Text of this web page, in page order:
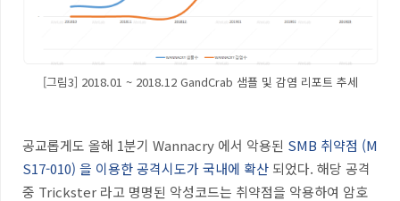
[그림3] 2018.01 ~ 2018.12 GandCrab 샘플 및 감염 리포트 추세
공교롭게도 올해 1분기 Wannacry 에서 악용된 SMB 취약점 (M
S17-010) 을 이용한 공격시도가 국내에 확산 되었다. 해당 공격
중 Trickster 라고 명명된 악성코드는 취약점을 악용하여 암호